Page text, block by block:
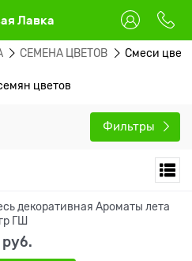
Лавка
СЕМЕНА ЦВЕТОВ Смеси
цветов
Фильтры
декоративная Ароматы лета
ГШ
руб.